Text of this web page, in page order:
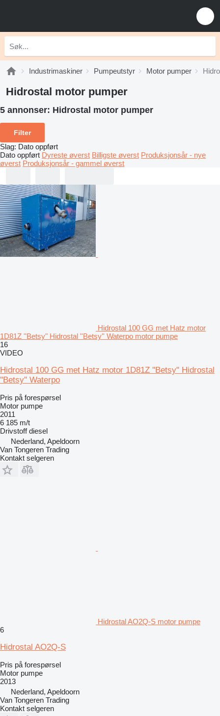
Industrimaskiner Pumpeutstyr Motor pumper
Hidrostal motor pumper
5 annonser: Hidrostal motor pumper
Filter
Slag: Dato oppført
Dato oppført Dyreste øverst Billigste øverst Produksjonsår - nye
øverst Produksjonsår - gammel øverst
Hidrostal 100 GG met Hatz motor
1D81Z ''Betsy" Hidrostal ''Betsy'' Waterpo motor pumpe
16
VIDEO
Hidrostal 100 GG met Hatz motor 1D81Z ''Betsy" Hidrostal
''Betsy'' Waterpo
Pris på forespørsel
Motor pumpe
2011
6 185 m/t
Drivstoff diesel
Nederland, Apeldoorn
Van Tongeren Trading
Kontakt selgeren
Hidrostal AO2Q-S motor pumpe
6
Hidrostal AO2Q-S
Pris på forespørsel
Motor pumpe
2013
Nederland, Apeldoorn
Van Tongeren Trading
Kontakt selgeren